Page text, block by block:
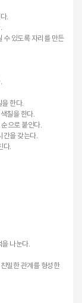
.
있도록 자리를 만든
한다.
칠을 한다.
으로 붙인다.
간을 갖는다.
다.
나눈다.
밀한 관계를 형성한